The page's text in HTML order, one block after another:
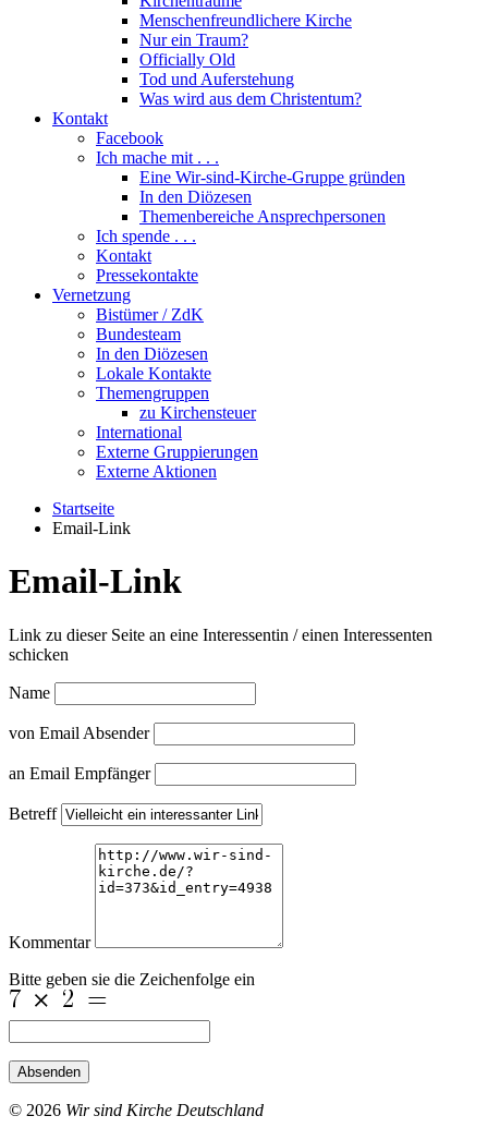
Menschenfreundlichere Kirche
Nur ein Traum?
Officially Old
Tod und Auferstehung
Was wird aus dem Christentum?
Kontakt
Facebook
Ich mache mit . . .
Eine Wir-sind-Kirche-Gruppe gründen
In den Diözesen
Themenbereiche Ansprechpersonen
Ich spende . . .
Kontakt
Pressekontakte
Vernetzung
Bistümer / ZdK
Bundesteam
In den Diözesen
Lokale Kontakte
Themengruppen
zu Kirchensteuer
International
Externe Gruppierungen
Externe Aktionen
Startseite
Email-Link
Email-Link
Link zu dieser Seite an eine Interessentin / einen Interessenten
schicken
Name
von Email Absender
an Email Empfänger
Betreff
Kommentar
Bitte geben sie die Zeichenfolge ein
Absenden
© 2026 Wir sind Kirche Deutschland